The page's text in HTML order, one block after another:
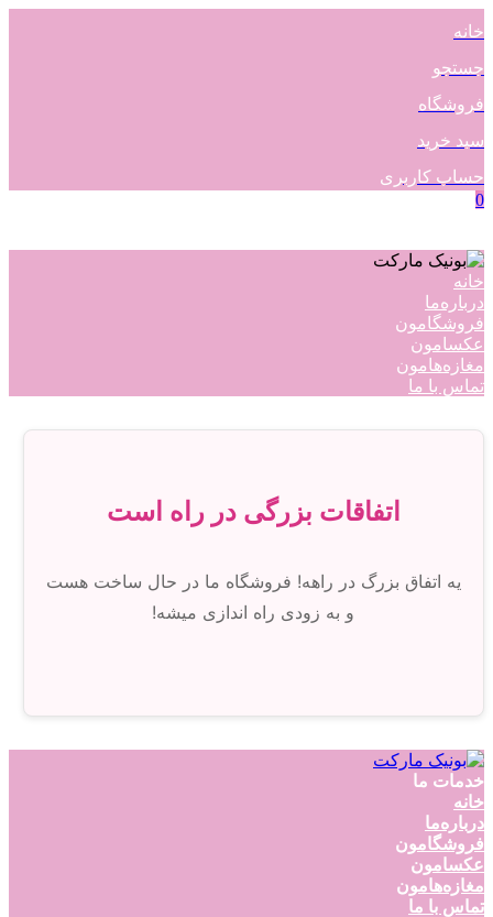
خانه
جستجو
فروشگاه
سبد خرید
حساب کاربری
0
خانه
درباره‌ما
فروشگامون
عکسامون
مغازه‌هامون
تماس با ما
اتفاقات بزرگی در راه است
یه اتفاق بزرگ در راهه! فروشگاه ما در حال ساخت هست
و به زودی راه اندازی میشه!
خدمات ما
خانه
درباره‌ما
فروشگامون
عکسامون
مغازه‌هامون
تماس با ما